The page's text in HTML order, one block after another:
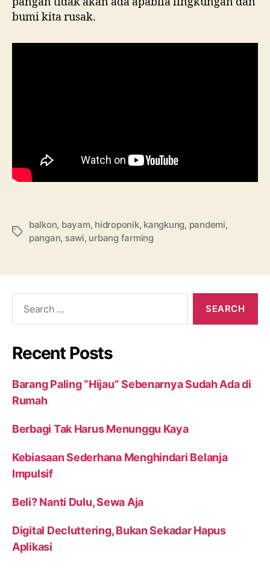
bumi kita rusak.
Tags
balkon, bayam, hidroponik, kangkung, pandemi,
pangan, sawi, urbang farming
Recent Posts
Barang Paling “Hijau” Sebenarnya Sudah Ada di
Rumah
Berbagi Tak Harus Menunggu Kaya
Kebiasaan Sederhana Menghindari Belanja
Impulsif
Beli? Nanti Dulu, Sewa Aja
Digital Decluttering, Bukan Sekadar Hapus
Aplikasi